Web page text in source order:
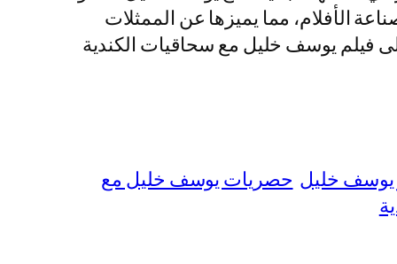
الأفلام، مما يميزها عن الممثلات
فيلم يوسف خليل مع سحاقيات الكندية
يوسف خليل حصريات يوسف خليل مع